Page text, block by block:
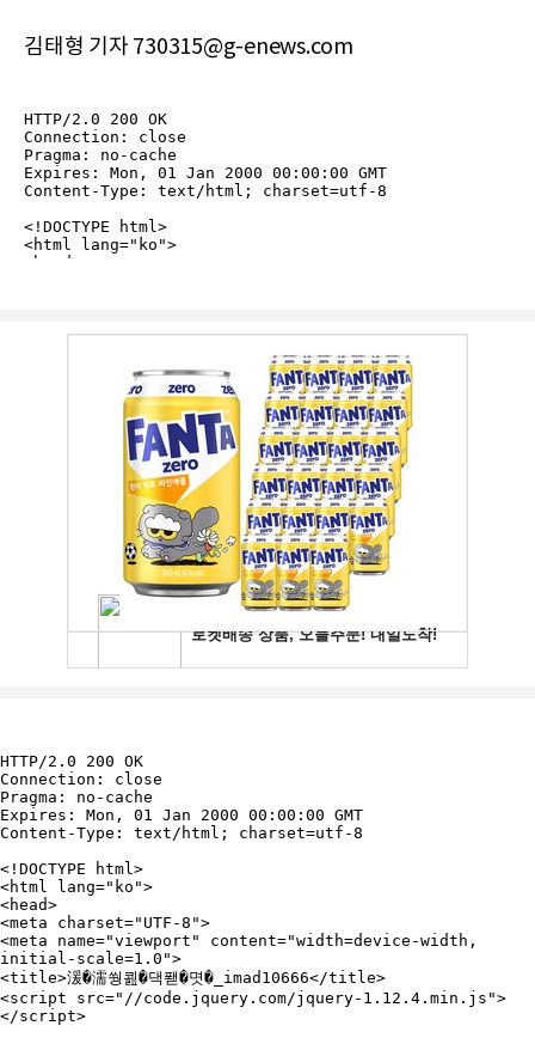
김태형 기자 730315@g-enews.com